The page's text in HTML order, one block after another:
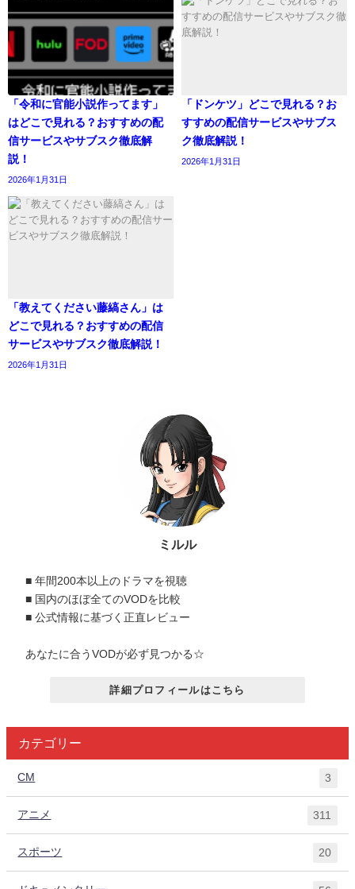
「令和に官能小説作ってます」
はどこで見れる？おすすめの配
信サービスやサブスク徹底解
説！
2026年1月31日
「ドンケツ」どこで見れる？お
すすめの配信サービスやサブス
ク徹底解説！
2026年1月31日
「教えてください藤縞さん」は
どこで見れる？おすすめの配信
サービスやサブスク徹底解説！
2026年1月31日
ミルル
■ 年間200本以上のドラマを視聴
■ 国内のほぼ全てのVODを比較
■ 公式情報に基づく正直レビュー
あなたに合うVODが必ず見つかる☆
詳細プロフィールはこちら
カテゴリー
CM 3
アニメ 311
スポーツ 20